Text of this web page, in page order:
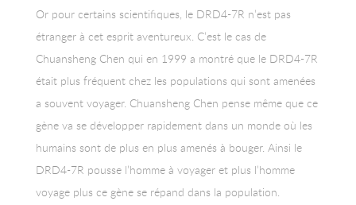
Or pour certains scientifiques, le DRD4-7R n’est pas
étranger à cet esprit aventureux. C’est le cas de
Chuansheng Chen qui en 1999 a montré que le DRD4-7R
était plus fréquent chez les populations qui sont amenées
a souvent voyager. Chuansheng Chen pense même que ce
gène va se développer rapidement dans un monde où les
humains sont de plus en plus amenés à bouger. Ainsi le
DRD4-7R pousse l’homme à voyager et plus l’homme
voyage plus ce gène se répand dans la population.